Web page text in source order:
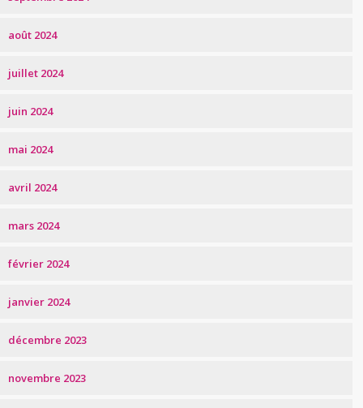
août 2024
juillet 2024
juin 2024
mai 2024
avril 2024
mars 2024
février 2024
janvier 2024
décembre 2023
novembre 2023